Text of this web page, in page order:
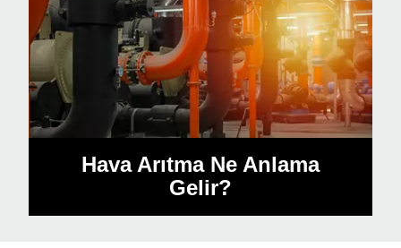
Hava Arıtma Ne Anlama
Gelir?